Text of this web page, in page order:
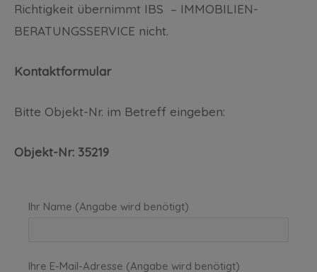
Richtigkeit übernimmt IBS – IMMOBILIEN-
BERATUNGSSERVICE nicht.
Kontaktformular
Bitte Objekt-Nr. im Betreff eingeben:
Objekt-Nr: 35219
Ihr Name (Angabe wird benötigt)
Ihre E-Mail-Adresse (Angabe wird benötigt)